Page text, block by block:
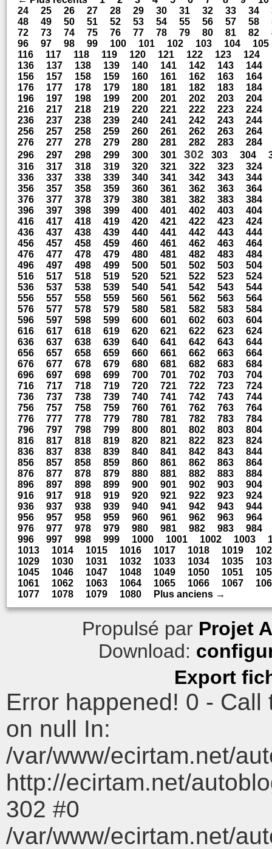
24
25 26 27 28 29 30 31 32 33 34
48
49 50 51 52 53 54 55 56 57 58
72
73 74 75 76 77 78 79 80 81 82
96
97 98 99 100 101 102 103 104
105
116
117 118 119 120 121 122 123 124
136
137 138 139 140 141 142 143
144
156
157 158 159 160 161 162 163
164
176
177 178 179 180 181 182 183
184
196
197 198 199 200 201 202 203
204
216
217 218 219 220 221 222 223
224
236
237 238 239 240 241 242 243
244
256
257 258 259 260 261 262 263
264
276
277 278 279 280 281 282 283
284
296
297 298 299 300 301 302 303 304
316
317 318 319 320 321 322 323
324
336
337 338 339 340 341 342 343
344
356
357 358 359 360 361 362 363
364
376
377 378 379 380 381 382 383
384
396
397 398 399 400 401 402 403
404
416
417 418 419 420 421 422 423
424
436
437 438 439 440 441 442 443
444
456
457 458 459 460 461 462 463
464
476
477 478 479 480 481 482 483
484
496
497 498 499 500 501 502 503
504
516
517 518 519 520 521 522 523
524
536
537 538 539 540 541 542 543
544
556
557 558 559 560 561 562 563
564
576
577 578 579 580 581 582 583
584
596
597 598 599 600 601 602 603
604
616
617 618 619 620 621 622 623
624
636
637 638 639 640 641 642 643
644
656
657 658 659 660 661 662 663
664
676
677 678 679 680 681 682 683
684
696
697 698 699 700 701 702 703
704
716
717 718 719 720 721 722 723
724
736
737 738 739 740 741 742 743
744
756
757 758 759 760 761 762 763
764
776
777 778 779 780 781 782 783
784
796
797 798 799 800 801 802 803
804
816
817 818 819 820 821 822 823
824
836
837 838 839 840 841 842 843
844
856
857 858 859 860 861 862 863
864
876
877 878 879 880 881 882 883
884
896
897 898 899 900 901 902 903
904
916
917 918 919 920 921 922 923
924
936
937 938 939 940 941 942 943
944
956
957 958 959 960 961 962 963
964
976
977 978 979 980 981 982 983
984
996
997 998 999 1000 1001 1002 1003
1013
1014 1015 1016 1017 1018 1019
1029
1030 1031 1032 1033 1034 1035
1045
1046 1047 1048 1049 1050 1051
1061
1062 1063 1064 1065 1066 1067
1077
1078 1079 1080 Plus anciens →
Propulsé par Projet
Download:
Export
Error happened! 0 -
on null In:
/var/www/ecirtam.net/
http://ecirtam.net/
302 #0
/var/www/ecirtam.net/